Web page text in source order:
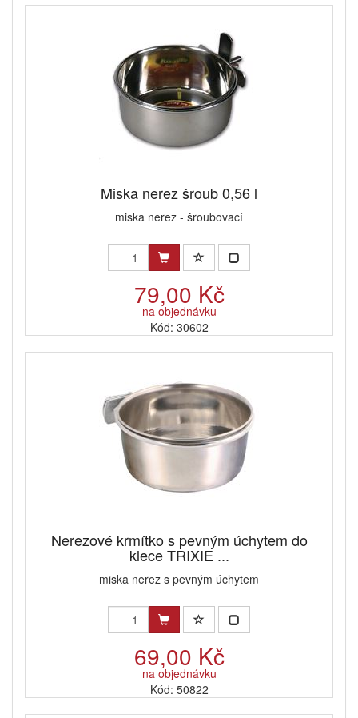
Miska nerez šroub 0,56 l
miska nerez - šroubovací
79,00 Kč
na objednávku
Kód: 30602
Nerezové krmítko s pevným úchytem do
klece TRIXIE ...
miska nerez s pevným úchytem
69,00 Kč
na objednávku
Kód: 50822